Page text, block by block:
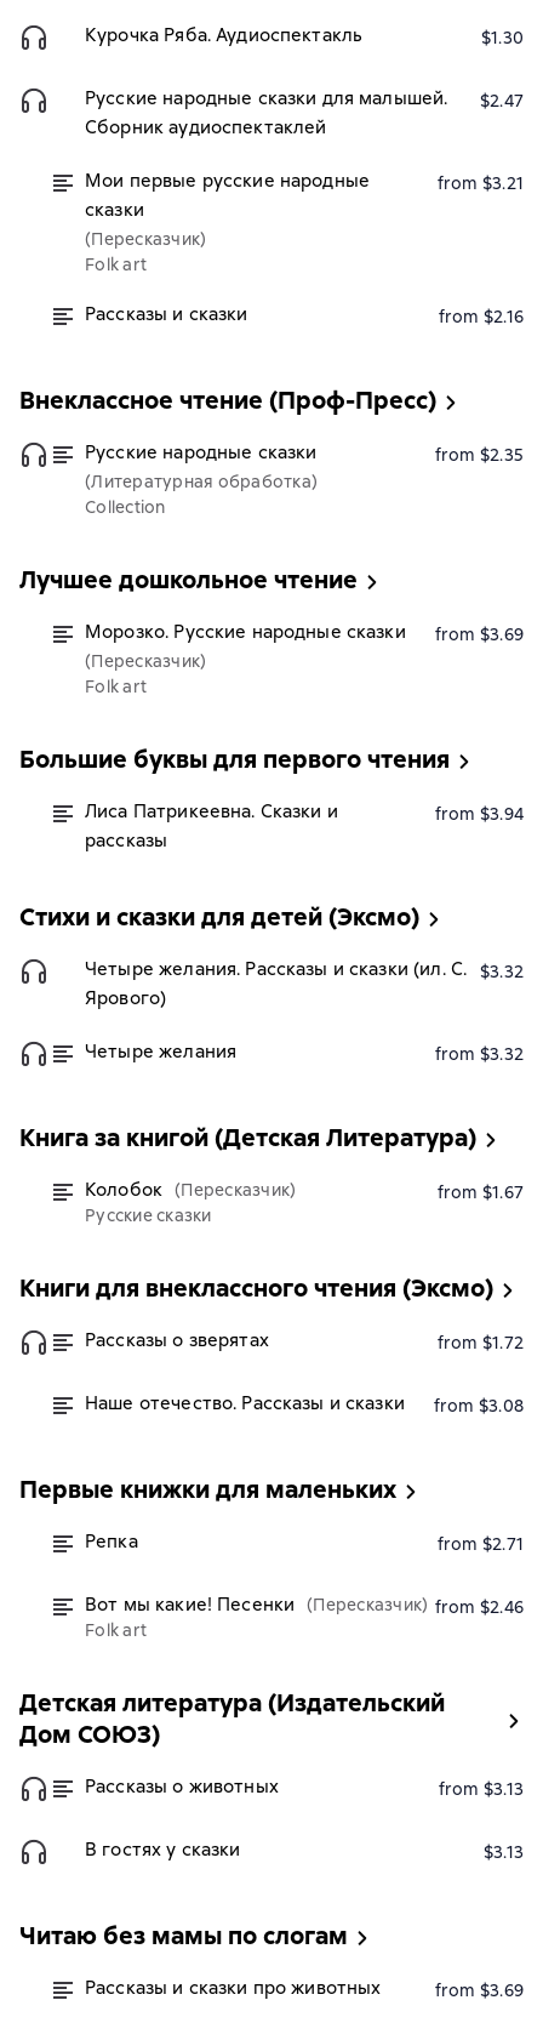
Курочка Ряба. Аудиоспектакль $1.30
Русские народные сказки для малышей.
Сборник аудиоспектаклей
$2.47
Мои первые русские народные
сказки
(Пересказчик)
Folk art
from $3.21
Рассказы и сказки from $2.16
Внеклассное чтение (Проф-Пресс)
Русские народные сказки
(Литературная обработка)
Collection
from $2.35
Лучшее дошкольное чтение
Морозко. Русские народные сказки
(Пересказчик)
Folk art
from $3.69
Большие буквы для первого чтения
Лиса Патрикеевна. Сказки и
рассказы
from $3.94
Стихи и сказки для детей (Эксмо)
Четыре желания. Рассказы и сказки (ил. С.
Ярового)
$3.32
Четыре желания from $3.32
Книга за книгой (Детская Литература)
Колобок (Пересказчик)
Русские сказки
from $1.67
Книги для внеклассного чтения (Эксмо)
Рассказы о зверятах from $1.72
Наше отечество. Рассказы и сказки from $3.08
Первые книжки для маленьких
Репка from $2.71
Вот мы какие! Песенки
(Пересказчик)
Folk art
from $2.46
Детская литература (Издательский
Дом СОЮЗ)
Рассказы о животных from $3.13
В гостях у сказки $3.13
Читаю без мамы по слогам
Рассказы и сказки про животных from $3.69